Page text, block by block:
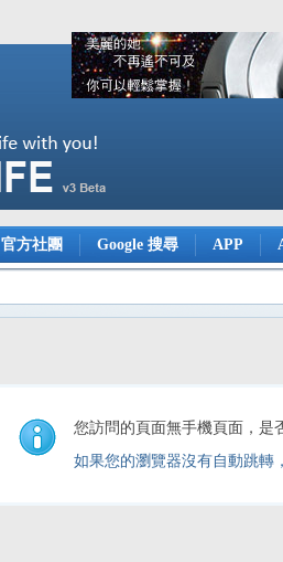
官方社團 Google 搜尋 APP
您訪問的頁面無手機頁面，是
如果您的瀏覽器沒有自動跳轉